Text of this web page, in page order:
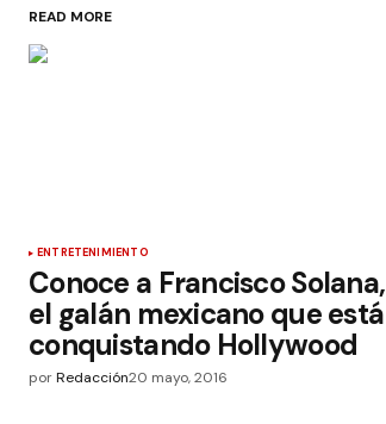
READ MORE
ENTRETENIMIENTO
Conoce a Francisco Solana,
el galán mexicano que está
conquistando Hollywood
porRedacción20 mayo, 2016